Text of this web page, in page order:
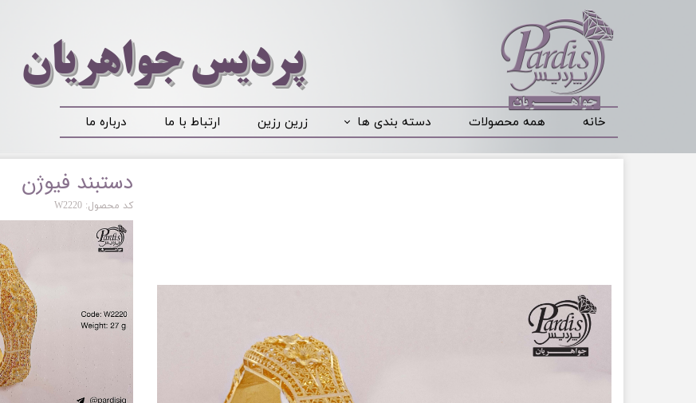
خانه همه محصولات دسته بندی ها زرین رزین ارتباط با ما درباره ما
​​​​پردیس جواهریان
دستبند فیوژن
کد محصول: W2220